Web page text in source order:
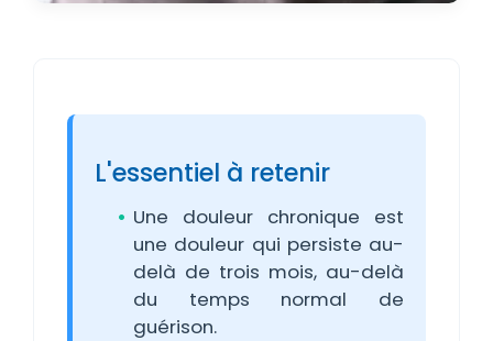
L'essentiel à retenir
Une douleur chronique est
une douleur qui persiste au-
delà de trois mois, au-delà
du temps normal de
guérison.